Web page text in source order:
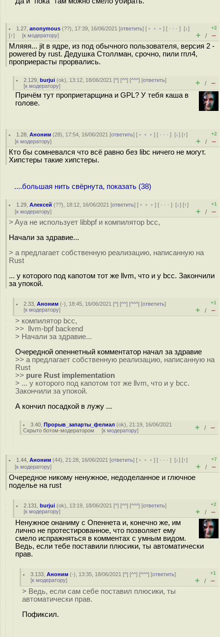
1.27 ,anonymous (??), 17:39, 16/06/2021 [ответить] [ ﹢﹢﹢] [ · · ·][↓]
[↑] [к модератору]
+2
+ / –
Мляяя... jit в ядре, из под обычного пользователя, версия 2 -
powered by rust. Дедушка Столлман, срочно, пили гпл4,
проприерасты прорвались.
2.129 ,burjui (ok), 13:12, 18/06/2021 [^] [^^] [^^^] [ответить]
[к модератору] + / –
Причём тут проприетарщина и GPL? У тебя каша в
голове.
1.28 ,Аноним (28), 17:54, 16/06/2021 [ответить] [ ﹢﹢﹢] [ · · ·][↓] [↑]
[к модератору]
+2
+ / –
Кто бы сомневался что всё равно без libc ничего не могут.
Хипстеры такие хипстеры.
....большая нить свёрнута, показать (38)
1.29 ,Алексей (??), 18:12, 16/06/2021 [ответить] [ ﹢﹢﹢] [ · · ·][↓] [↑]
[к модератору]
+1
+ / –
> Aya не использует libbpf и компилятор bcc,
Начали за здравие...
> а предлагает собственную реализацию, написанную на
Rust
... у которого под капотом тот же llvm, что и у bcc. Закончили
за упокой.
2.33 ,Аноним (-), 18:45, 16/06/2021 [^] [^^] [^^^] [ответить]
[к модератору]
+1
+ / –
> компилятор bcc,
>> llvm-bpf backend
> Начали за здравие...
Очередной опеннетный комментатор начал за здравие
>> а предлагает собственную реализацию, написанную на
Rust
>> pure Rust implementation
> ... у которого под капотом тот же llvm, что и у bcc.
Закончили за упокой.
А кончил посадкой в лужу ...
3.40 ,Прорыв_запарты_фелиал (ok), 21:19, 16/06/2021
Скрыто ботом-модератором [к модератору] + / –
1.44 ,Аноним (44), 21:28, 16/06/2021 [ответить] [ ﹢﹢﹢] [ · · ·][↓] [↑]
[к модератору]
+7
+ / –
Очередное никому ненужное, недоделанное и глючное
поделье на rust
2.131 ,burjui (ok), 13:19, 18/06/2021 [^] [^^] [^^^] [ответить]
[к модератору]
+2
+ / –
Ненужное онаниму с Опеннета и, конечно же, им
лично не протестированное, что позволяет ему
смело испражняться в комментах с умным видом.
Ведь, если тебе поставили плюсики, ты автоматически
прав.
3.133 ,Аноним (-), 13:35, 18/06/2021 [^] [^^] [^^^] [ответить]
[к модератору]
+1
+ / –
> Ведь, если сам себе поставил плюсики, ты
автоматически прав.
Пофиксил.